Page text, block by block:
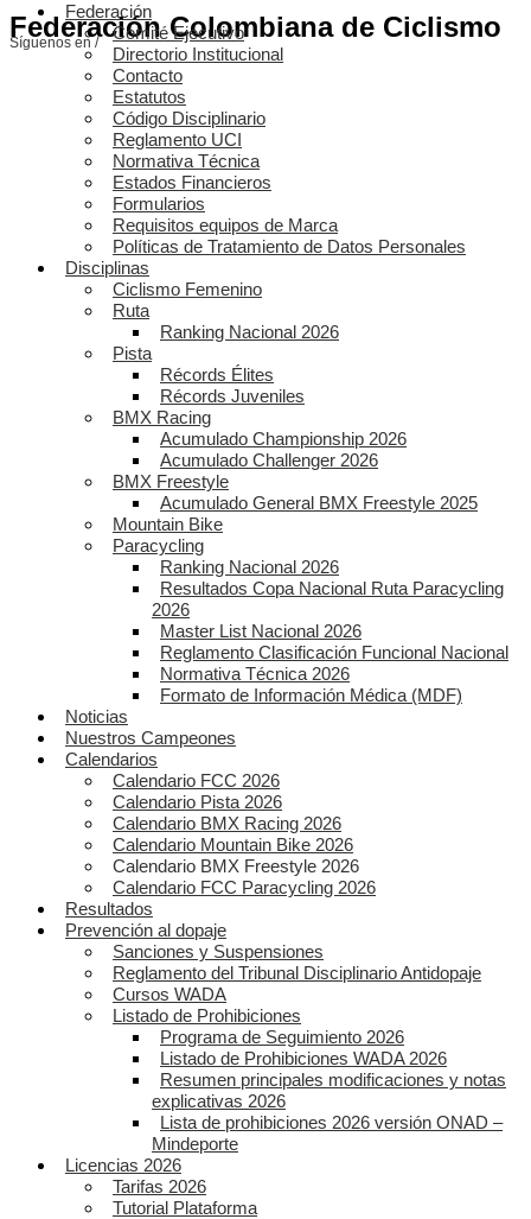
Federación Colombiana de Ciclismo
Síguenos en /
Federación
Comité Ejecutivo
Directorio Institucional
Contacto
Estatutos
Código Disciplinario
Reglamento UCI
Normativa Técnica
Estados Financieros
Formularios
Requisitos equipos de Marca
Políticas de Tratamiento de Datos Personales
Disciplinas
Ciclismo Femenino
Ruta
Ranking Nacional 2026
Pista
Récords Élites
Récords Juveniles
BMX Racing
Acumulado Championship 2026
Acumulado Challenger 2026
BMX Freestyle
Acumulado General BMX Freestyle 2025
Mountain Bike
Paracycling
Ranking Nacional 2026
Resultados Copa Nacional Ruta Paracycling
2026
Master List Nacional 2026
Reglamento Clasificación Funcional Nacional
Normativa Técnica 2026
Formato de Información Médica (MDF)
Noticias
Nuestros Campeones
Calendarios
Calendario FCC 2026
Calendario Pista 2026
Calendario BMX Racing 2026
Calendario Mountain Bike 2026
Calendario BMX Freestyle 2026
Calendario FCC Paracycling 2026
Resultados
Prevención al dopaje
Sanciones y Suspensiones
Reglamento del Tribunal Disciplinario Antidopaje
Cursos WADA
Listado de Prohibiciones
Programa de Seguimiento 2026
Listado de Prohibiciones WADA 2026
Resumen principales modificaciones y notas
explicativas 2026
Lista de prohibiciones 2026 versión ONAD –
Mindeporte
Licencias 2026
Tarifas 2026
Tutorial Plataforma